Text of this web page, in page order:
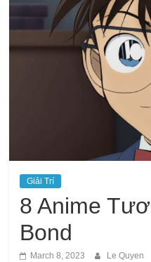
Giải Trí
8 Anime
Bond
March 8, 2023 Le Quyen